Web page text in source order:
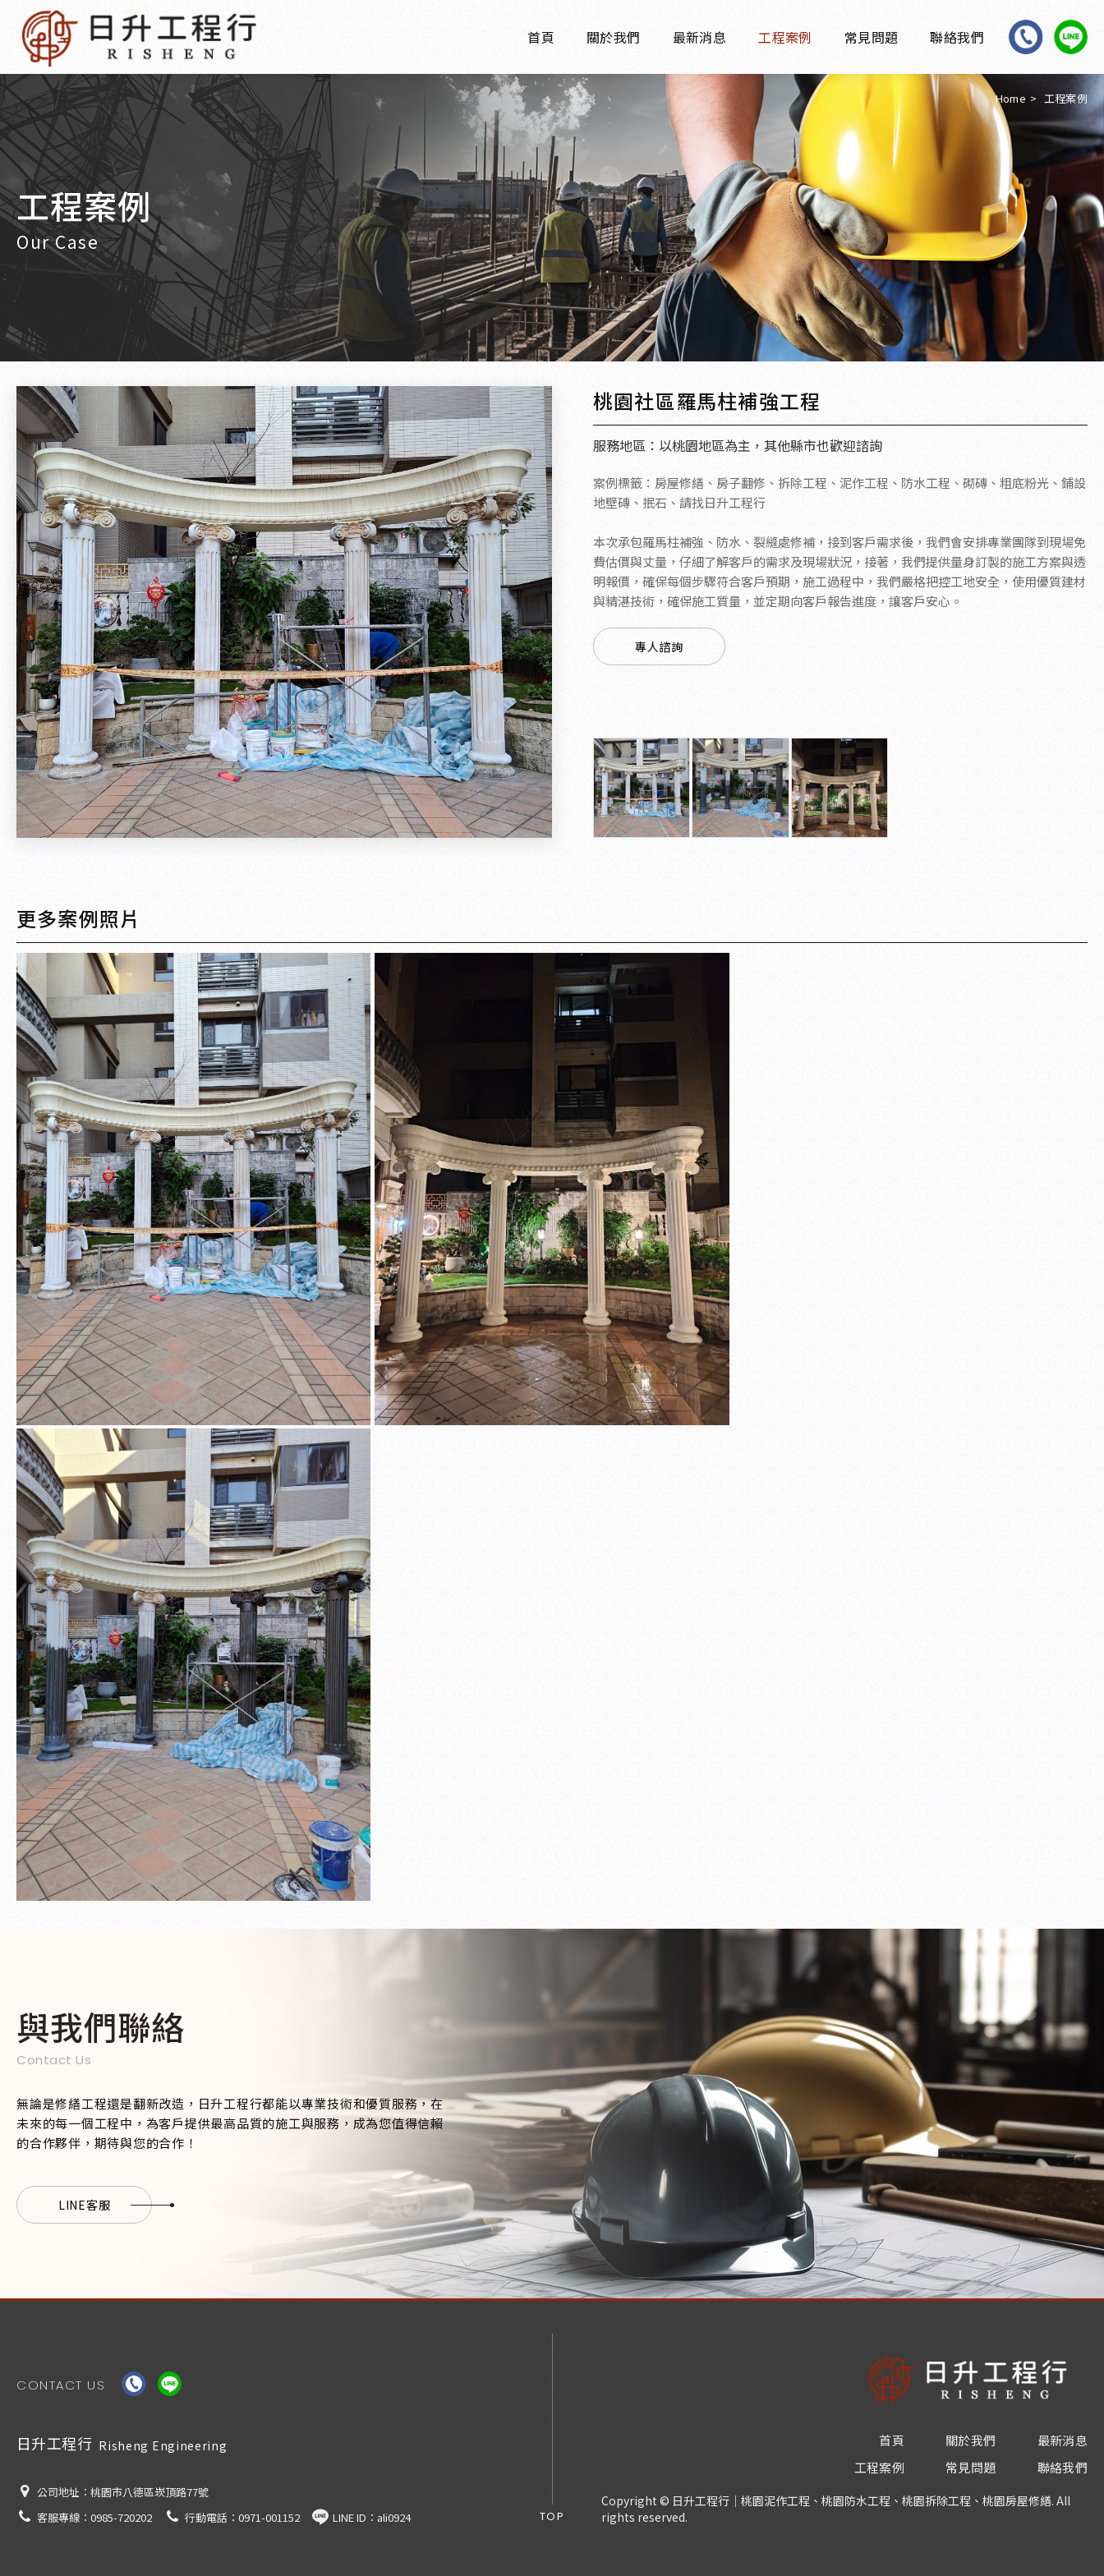
首頁 關於我們 最新消息 工程案例 常見問題 聯絡我們
工程案例
Our Case
Home 工程案例
桃園社區羅馬柱補強工程
服務地區：以桃園地區為主，其他縣市也歡迎諮詢
案例標籤：房屋修繕、房子翻修、拆除工程、泥作工程、防水工程、砌磚、粗底粉光、鋪設
地壁磚、抿石、請找日升工程行
本次承包羅馬柱補強、防水、裂縫處修補，接到客戶需求後，我們會安排專業團隊到現場免
費估價與丈量，仔細了解客戶的需求及現場狀況，接著，我們提供量身訂製的施工方案與透
明報價，確保每個步驟符合客戶預期，施工過程中，我們嚴格把控工地安全，使用優質建材
與精湛技術，確保施工質量，並定期向客戶報告進度，讓客戶安心。
專人諮詢
更多案例照片
與我們聯絡
Contact Us
無論是修繕工程還是翻新改造，日升工程行都能以專業技術和優質服務，在
未來的每一個工程中，為客戶提供最高品質的施工與服務，成為您值得信賴
的合作夥伴，期待與您的合作！
LINE客服
CONTACT US
日升工程行 Risheng Engineering
公司地址： 桃園市八德區崁頂路77號
客服專線： 0985-720202 行動電話： 0971-001152 LINE ID： ali0924
首頁 關於我們
最新消息
工程案例
常見問題 聯絡我們
Copyright © 日升工程行｜桃園泥作工程、桃園防水工程、桃園拆除工程、桃園房屋修繕. All
rights reserved.
TOP